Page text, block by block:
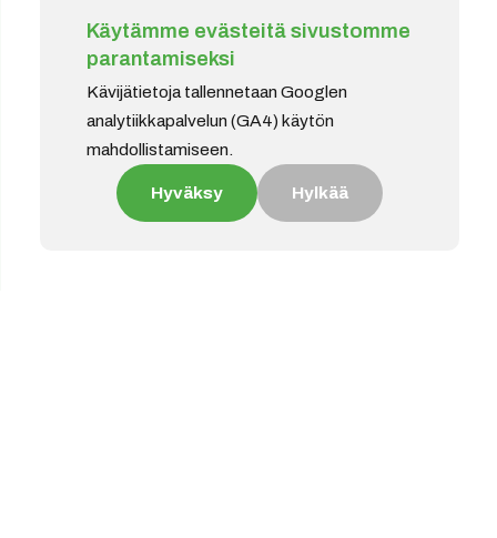
Käytämme evästeitä sivustomme
parantamiseksi
Kävijätietoja tallennetaan Googlen
analytiikkapalvelun (GA4) käytön
mahdollistamiseen.
Hyväksy Hylkää